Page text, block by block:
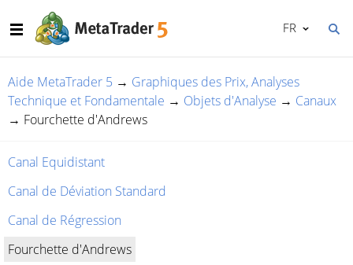
FR
Aide MetaTrader 5 → Graphiques des Prix, Analyses
Technique et Fondamentale → Objets d'Analyse → Canaux
→ Fourchette d'Andrews
Canal Equidistant
Canal de Déviation Standard
Canal de Régression
Fourchette d'Andrews